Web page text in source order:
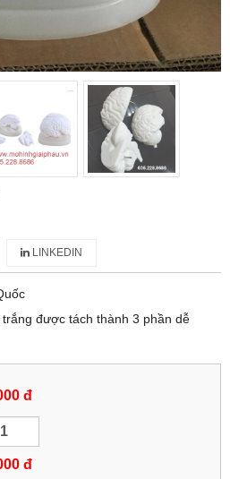
LINKEDIN
được tách thành 3 phần dễ
đ
đ